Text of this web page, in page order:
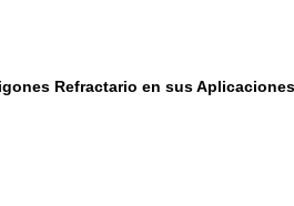
Refractario en sus